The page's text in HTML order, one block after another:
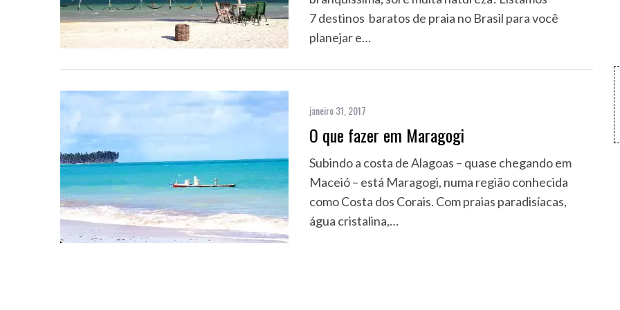
7 destinos baratos de praia no Brasil para você
planejar e…
janeiro 31, 2017
O que fazer em Maragogi
Subindo a costa de Alagoas – quase chegando em
Maceió – está Maragogi, numa região conhecida
como Costa dos Corais. Com praias paradisíacas,
água cristalina,…